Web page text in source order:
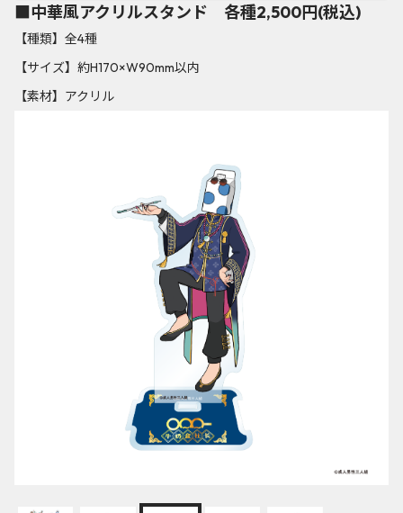
■中華風アクリルスタンド 各種2,500円(税込)
【種類】全4種
【サイズ】約H170×W90mm以内
【素材】アクリル